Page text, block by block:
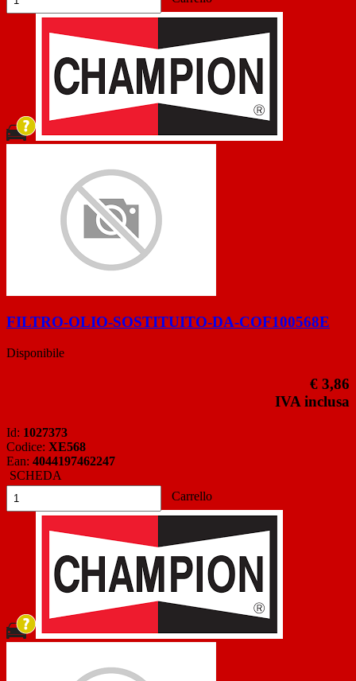
FILTRO-OLIO-SOSTITUITO-DA-COF100568E
Disponibile
€ 3,86
IVA inclusa
Id: 1027373
Codice: XE568
Ean: 4044197462247
SCHEDA
Carrello